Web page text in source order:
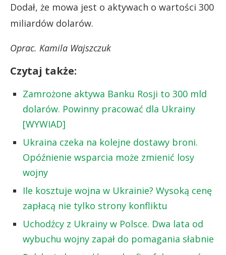
Dodał, że mowa jest o aktywach o wartości 300
miliardów dolarów.
Oprac. Kamila Wajszczuk
Czytaj także:
Zamrożone aktywa Banku Rosji to 300 mld
dolarów. Powinny pracować dla Ukrainy
[WYWIAD]
Ukraina czeka na kolejne dostawy broni.
Opóźnienie wsparcia może zmienić losy
wojny
Ile kosztuje wojna w Ukrainie? Wysoką cenę
zapłacą nie tylko strony konfliktu
Uchodźcy z Ukrainy w Polsce. Dwa lata od
wybuchu wojny zapał do pomagania słabnie